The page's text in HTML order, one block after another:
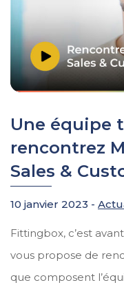
Une équipe
rencontrez
Sales &
10 janvier 2023 -
Fittingbox, c’est
vous propose de
que composent